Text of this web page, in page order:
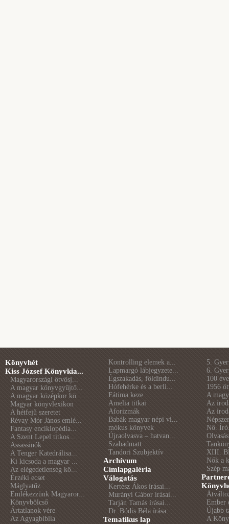
Könyvhét
Kiss József Könyvkia...
Magyarországi ötvösj...
A magyar könyvgyűjtő...
A magyar középkor kö...
Magyar könyvlexikon
A hétfejű szeretet
Révay Mór János emlé...
Fantasy enciklopédia...
A Szent Lepel titkos...
Assassinók
A Tenger Katedrálisa...
Ki kicsoda a magyar ...
Az elégedetlenség kö...
Érzéki ecset
Máglyatűz
Emlékezzünk Magyaror...
Könyvbölcső
Ártatlanok vére
Az Agyagbiblia
Kontrolling elemek a...
Lapmargó lábjegyzete...
Égszakadás, földindu...
Hófehérke és a berli...
Fátima keze
Amelia titkai
Aforizmák
Babák magyar népi vi...
mókus könyvek
Újraolvasva – hatvan...
Szabadmatt
Tandori Szubjektív
Archívum
Címlapgaléria
Válogatás
Kertész Ákos írásai...
Murányi Gábor írásai...
Tarján Tamás írásai...
Dr. Bódis Béla írása...
Tematikus lap
5.
6.
100
1956
A
Az
Az
Nő.
XIII.
Nők a
Szép
Ember
Újabb
A